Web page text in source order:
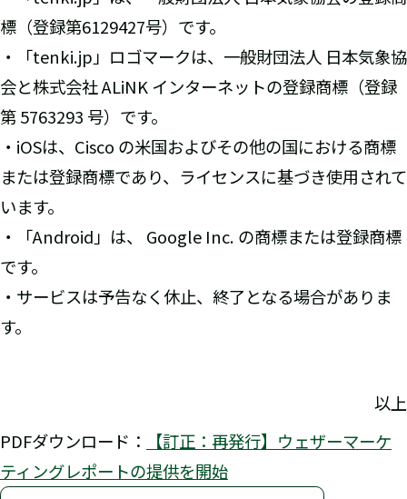
標（登録第6129427号）です。
・「tenki.jp」ロゴマークは、一般財団法人 日本気象協
会と株式会社 ALiNK インターネットの登録商標（登録
第 5763293 号）です。
・iOSは、Cisco の米国およびその他の国における商標
または登録商標であり、ライセンスに基づき使用されて
います。
・「Android」は、 Google Inc. の商標または登録商標
です。
・サービスは予告なく休止、終了となる場合がありま
す。
以上
PDFダウンロード：
【訂正：再発行】ウェザーマーケ
ティングレポートの提供を開始